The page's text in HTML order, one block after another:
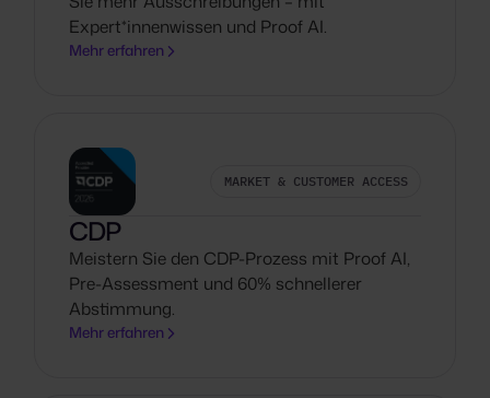
Expert*innenwissen und Proof AI.
Mehr erfahren
MARKET & CUSTOMER ACCESS
CDP
Meistern Sie den CDP-Prozess mit Proof AI,
Pre-Assessment und 60% schnellerer
Abstimmung.
Mehr erfahren